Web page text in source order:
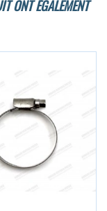
ONT ÉGALEMENT